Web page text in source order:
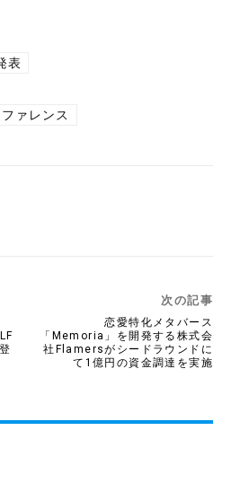
表
ァレンス
次の記事
恋愛特化メタバース
「Memoria」を開発する株式会
社Flamersがシードラウンドに
て1億円の資金調達を実施